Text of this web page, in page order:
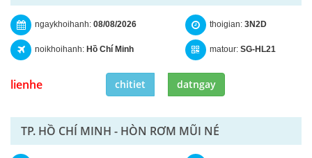
ngaykhoihanh: 08/08/2026
noikhoihanh: Hồ Chí Minh
thoigian: 3N2D
matour: SG-HL21
lienhe chitiet datngay
TP. HỒ CHÍ MINH - HÒN RƠM MŨI NÉ